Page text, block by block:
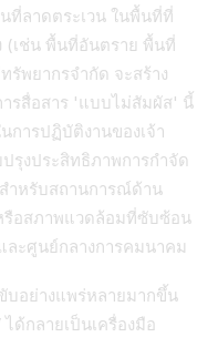
ที่ลาดตระเวน ในพื้นที่ที่
(เช่น พื้นที่อันตราย พื้นที่
รัพยากรจำกัด จะสร้าง
ารสื่อสาร 'แบบไม่สัมผัส' นี้
การปฏิบัติงานของเจ้า
รุงประสิทธิภาพการกำจัด
สำหรับสถานการณ์ด้าน
อสภาพแวดล้อมที่ซับซ้อน
ะศูนย์กลางการคมนาคม
บอย่างแพร่หลายมากขึ้น
ด้กลายเป็นเครื่องมือ